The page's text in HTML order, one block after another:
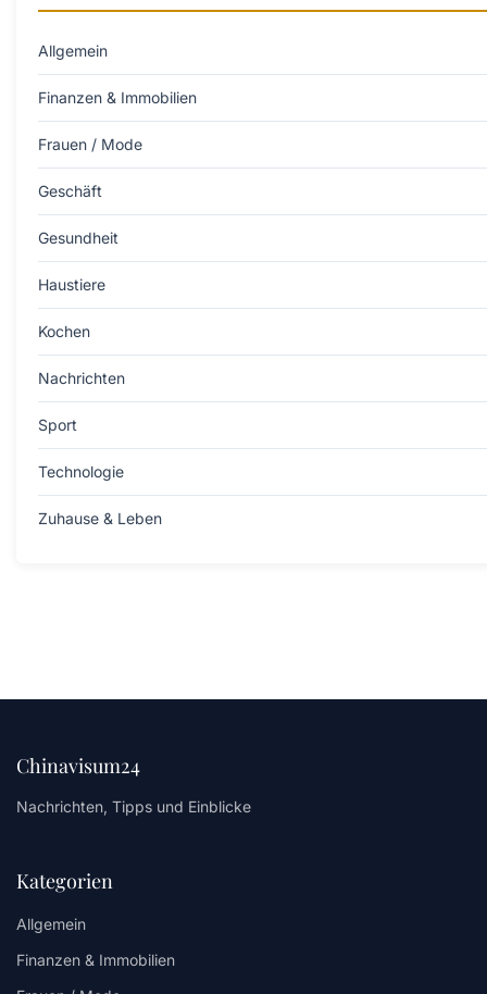
Allgemein
Finanzen & Immobilien
Frauen / Mode
Geschäft
Gesundheit
Haustiere
Kochen
Nachrichten
Sport
Technologie
Zuhause & Leben
Chinavisum24
Nachrichten, Tipps und Einblicke
Kategorien
Allgemein
Finanzen & Immobilien